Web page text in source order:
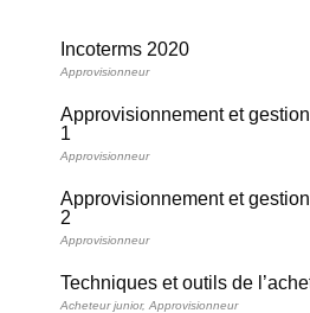
Incoterms 2020
Approvisionneur
Approvisionnement et
1
Approvisionneur
Approvisionnement et
2
Approvisionneur
Techniques et outils de
Acheteur junior, Approvisionneur